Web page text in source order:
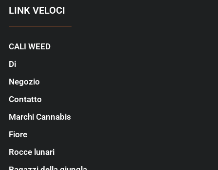
LINK VELOCI
CALI WEED
Di
Negozio
Contatto
Marchi Cannabis
Fiore
Rocce lunari